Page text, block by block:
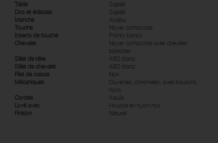
Table
Sapelli
Dos et éclisses
Sapelli
Manche
Acajou
Touche
Noyer composite
Inserts de touche
Points blancs
Chevalet
Noyer composite avec chevilles
blanches
Sillet de tête
ABS blanc
Sillet de chevalet
ABS blanc
Filet de caisse
Noir
Mécaniques
Ouvertes, chromées, avec boutons
noirs
Cordes
Aquila
Livré avec
Housse en nylon noir
Finition
Naturel